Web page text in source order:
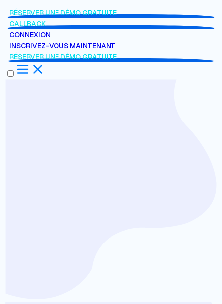
RÉSERVER UNE DÉMO GRATUITE
CALLBACK
CONNEXION
INSCRIVEZ-VOUS MAINTENANT
RÉSERVER UNE DÉMO GRATUITE